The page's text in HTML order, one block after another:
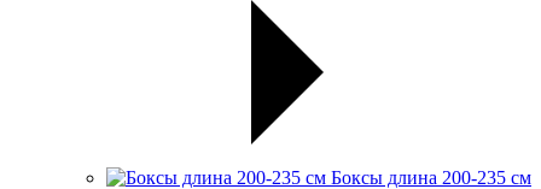
Боксы длина 200-235 см